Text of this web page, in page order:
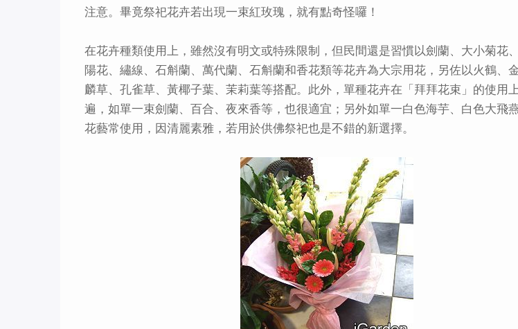
注意。畢竟祭祀花卉若出現一束紅玫瑰，就有點奇怪囉！
在花卉種類使用上，雖然沒有明文或特殊限制，但民間還是習慣以劍蘭、大小菊花
陽花、繡線、石斛蘭、萬代蘭、石斛蘭和香花類等花卉為大宗用花，另佐以火鶴、
麟草、孔雀草、黃椰子葉、茉莉葉等搭配。此外，單種花卉在「拜拜花束」的使用
遍，如單一束劍蘭、百合、夜來香等，也很適宜；另外如單一白色海芋、白色大飛
花藝常使用，因清麗素雅，若用於供佛祭祀也是不錯的新選擇。